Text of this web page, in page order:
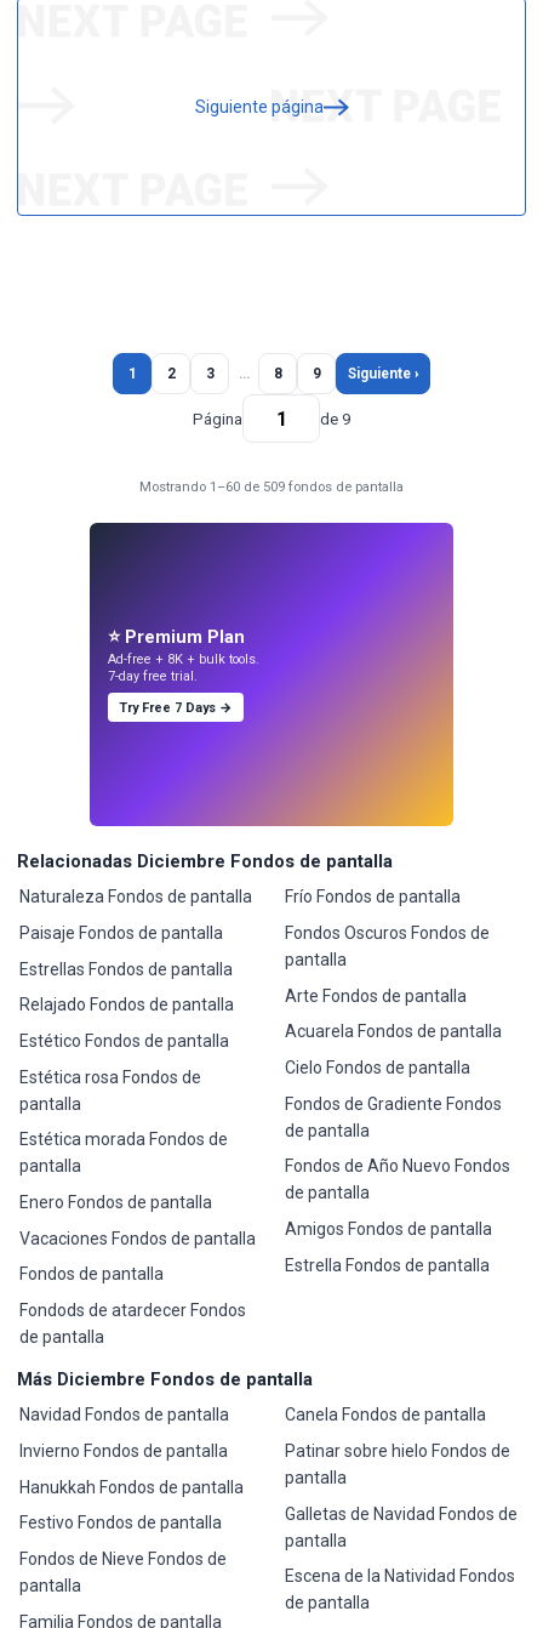
Siguiente página
1 2 3 … 8 9 Siguiente ›
Página de 9
Mostrando 1–60 de 509 fondos de pantalla
⭐ Premium Plan
Ad-free + 8K + bulk tools.
7-day free trial.
Try Free 7 Days →
Relacionadas Diciembre Fondos de pantalla
Naturaleza Fondos de pantalla
Paisaje Fondos de pantalla
Estrellas Fondos de pantalla
Relajado Fondos de pantalla
Estético Fondos de pantalla
Estética rosa Fondos de
pantalla
Estética morada Fondos de
pantalla
Enero Fondos de pantalla
Vacaciones Fondos de pantalla
Fondos de pantalla
Fondods de atardecer Fondos
de pantalla
Frío Fondos de pantalla
Fondos Oscuros Fondos de
pantalla
Arte Fondos de pantalla
Acuarela Fondos de pantalla
Cielo Fondos de pantalla
Fondos de Gradiente Fondos
de pantalla
Fondos de Año Nuevo Fondos
de pantalla
Amigos Fondos de pantalla
Estrella Fondos de pantalla
Más Diciembre Fondos de pantalla
Navidad Fondos de pantalla
Invierno Fondos de pantalla
Hanukkah Fondos de pantalla
Festivo Fondos de pantalla
Fondos de Nieve Fondos de
pantalla
Familia Fondos de pantalla
Canela Fondos de pantalla
Patinar sobre hielo Fondos de
pantalla
Galletas de Navidad Fondos de
pantalla
Escena de la Natividad Fondos
de pantalla